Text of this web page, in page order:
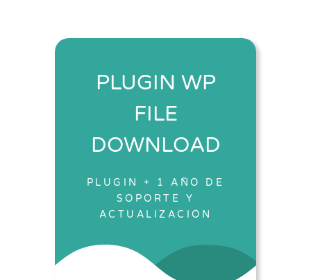
PLUGIN WP
FILE
DOWNLOAD
PLUGIN + 1 AÑO DE
SOPORTE Y
ACTUALIZACIÓN